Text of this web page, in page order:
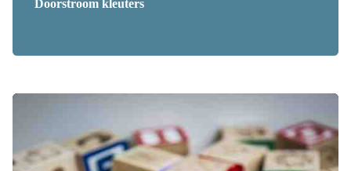
Doorstroom kleuters